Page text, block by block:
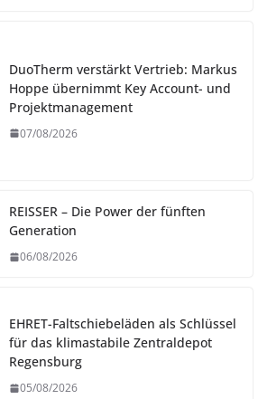
DuoTherm verstärkt Vertrieb: Markus
Hoppe übernimmt Key Account- und
Projektmanagement
07/08/2026
REISSER – Die Power der fünften
Generation
06/08/2026
EHRET-Faltschiebeläden als Schlüssel
für das klimastabile Zentraldepot
Regensburg
05/08/2026